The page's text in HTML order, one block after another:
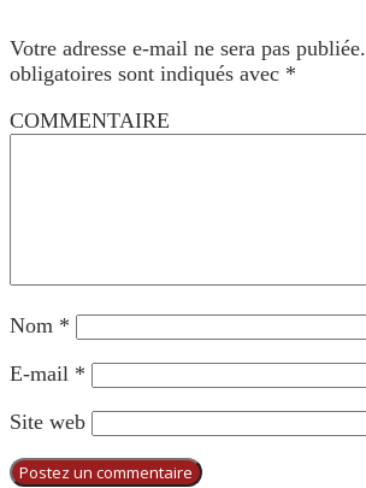
Votre adresse e-mail ne sera pas publiée.
obligatoires sont indiqués avec *
COMMENTAIRE
Nom *
E-mail *
Site web